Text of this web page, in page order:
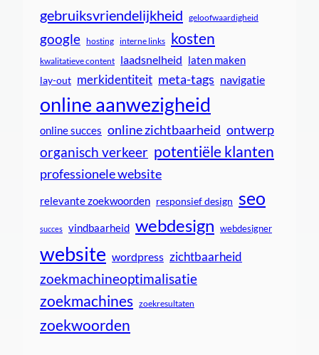
gebruiksvriendelijkheid geloofwaardigheid
google hosting interne links kosten
kwalitatieve content laadsnelheid laten maken
lay-out merkidentiteit meta-tags navigatie
online aanwezigheid
online succes online zichtbaarheid ontwerp
organisch verkeer potentiële klanten
professionele website
relevante zoekwoorden responsief design seo
succes vindbaarheid webdesign webdesigner
website wordpress zichtbaarheid
zoekmachineoptimalisatie
zoekmachines zoekresultaten
zoekwoorden